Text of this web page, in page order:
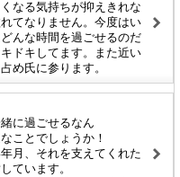
なる気持ちが抑えきれな
てなりません。今度はい
んな時間を過ごせるのだ
ドキしてます。また近い
め氏に参ります。
に過ごせるなん
ことでしょうか！
月、それを支えてくれた
ています。